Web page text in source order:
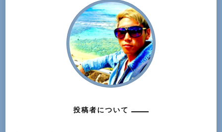
投稿者について